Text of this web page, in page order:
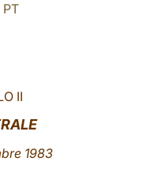
LATINE
PT
II
1983